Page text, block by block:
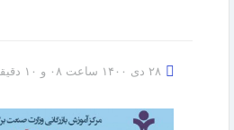
۲۸ دی ۱۴۰۰ ساعت ۰۸ و ۱۰ دقیقه